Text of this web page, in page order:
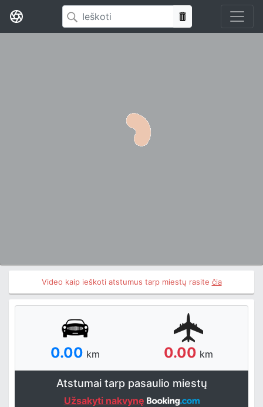
Video kaip ieškoti atstumus tarp miestų rasite čia
0.00 km 0.00 km
Atstumai tarp pasaulio miestų
Užsakyti nakvynę